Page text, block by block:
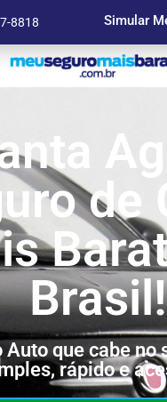
8818 Simular
de
Brasil!
Auto que cabe no
rápido e